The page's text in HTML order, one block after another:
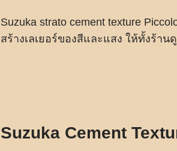
Suzuka strato cement texture
สร้างเลเยอร์ของสีและแสง ให้ทั้งร้
Suzuka Cement